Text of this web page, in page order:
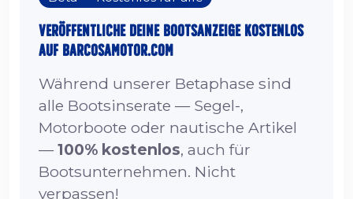
Veröffentliche deine Bootsanzeige kostenlos
auf barcosamotor.com
Während unserer Betaphase sind
alle Bootsinserate — Segel-,
Motorboote oder nautische Artikel
—100% kostenlos, auch für
Bootsunternehmen. Nicht
verpassen!